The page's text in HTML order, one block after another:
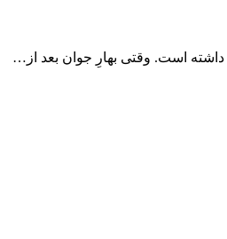
داشته است. وقتی بهارِ جوان بعد از…